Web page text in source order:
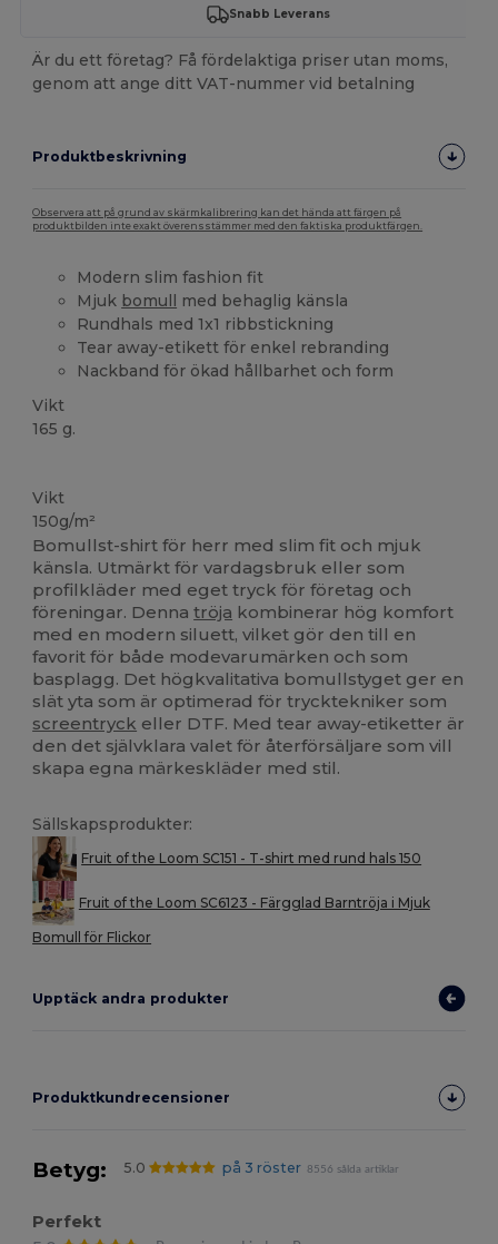
Snabb Leverans
Är du ett företag? Få fördelaktiga priser utan moms,
genom att ange ditt VAT-nummer vid betalning
Produktbeskrivning
Observera att på grund av skärmkalibrering kan det hända att färgen på
produktbilden inte exakt överensstämmer med den faktiska produktfärgen.
Modern slim fashion fit
Mjuk bomull med behaglig känsla
Rundhals med 1x1 ribbstickning
Tear away-etikett för enkel rebranding
Nackband för ökad hållbarhet och form
Vikt
165 g.
Vikt
150g/m²
Bomullst-shirt för herr med slim fit och mjuk
känsla. Utmärkt för vardagsbruk eller som
profilkläder med eget tryck för företag och
föreningar. Dennatröja kombinerar hög komfort
med en modern siluett, vilket gör den till en
favorit för både modevarumärken och som
basplagg. Det högkvalitativa bomullstyget ger en
slät yta som är optimerad för trycktekniker som
screentryck eller DTF. Med tear away-etiketter är
den det självklara valet för återförsäljare som vill
skapa egna märkeskläder med stil.
Sällskapsprodukter:
Fruit of the Loom SC151 - T-shirt med rund hals 150
Fruit of the Loom SC6123 - Färgglad Barntröja i Mjuk
Bomull för Flickor
Upptäck andra produkter
Produktkundrecensioner
Betyg: 5.0 på 3 röster 8556 sålda artiklar
Perfekt